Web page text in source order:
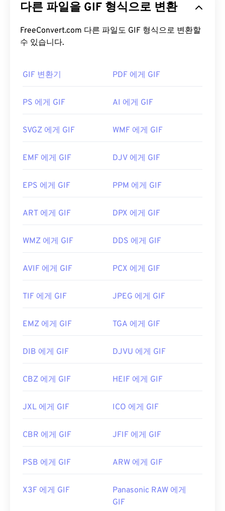
HEIC는 Apple iOS macOS ,
macOS High
Sierra,Apple Photos, Apple Preview와 같은 관련
애플리케이션과 운영 체제에서 기본적으로 실행됩니
HEIC를 실행하세요.
랫폼에서 작동하는
XnView MP입니다.
성하는 비트맵 파일 형식의 한 유형입니다. 비압축
며, 오디오 없이 애니메이션을 지원합니다. GIF는 광
고, 소셜 미디어의 감정 기반 댓글, 그리고 인터넷에
같은 다른 이미지 형식에 비해 뚜렷한 장점이 있습니
다. 또한 GIF는 iPhone과 iPad를 포함한 Apple 모바
리 사용됩니다.
우저, 운영 체제에서 쉽게 열 수 있습니다. 편집 목적
으로 GIF를 열려면
Adobe Photoshop
Photos, Adobe Photoshop Elements, Roxio
macOS에서는 Adobe Illustrator를포함한 Adobe 이
최초 출시:
유용한 링크: https://en.wikipedia.org/wiki/GIF
다른 파일을 GIF 형식으로 변환
FreeConvert.com 다른 파일도 GIF 형식으로 변환할
수 있습니다.
GIF 변환기 PDF 에게 GIF
PS 에게 GIF AI 에게 GIF
SVGZ 에게 GIF WMF 에게 GIF
EMF 에게 GIF DJV 에게 GIF
EPS 에게 GIF PPM 에게 GIF
ART 에게 GIF DPX 에게 GIF
WMZ 에게 GIF DDS 에게 GIF
AVIF 에게 GIF PCX 에게 GIF
TIF 에게 GIF JPEG 에게 GIF
EMZ 에게 GIF TGA 에게 GIF
DIB 에게 GIF DJVU 에게 GIF
CBZ 에게 GIF HEIF 에게 GIF
JXL 에게 GIF ICO 에게 GIF
CBR 에게 GIF JFIF 에게 GIF
PSB 에게 GIF ARW 에게 GIF
X3F 에게 GIF
Panasonic RAW 에게
GIF